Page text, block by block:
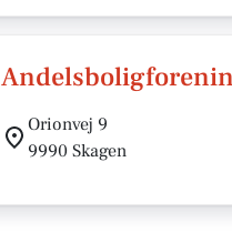
Orionvej 9
9990 Skagen